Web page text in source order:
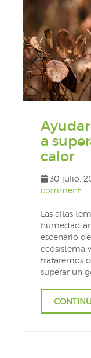
a
calor
30 julio,
comment
Las altas
humedad
escenario
ecosistema
trataremos
superar un